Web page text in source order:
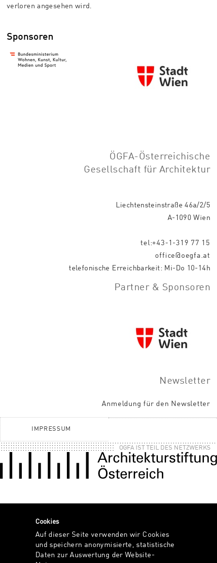
verloren angesehen wird.
Sponsoren
ÖGFA-Österreichische
Gesellschaft für Architektur
Liechtensteinstraße 46a/2/5
A-1090 Wien
tel:+43-1-319 77 15
office@oegfa.at
telefonische Erreichbarkeit: Mi-Do 10-14h
Partner & Sponsoren
Newsletter
Anmeldung für den Newsletter
IMPRESSUM
OGFA IST TEIL DES NETZWERKS
Cookies
Auf dieser Seite verwenden wir Cookies
und speichern anonymisierte, statistische
Daten zur Auswertung der Website-